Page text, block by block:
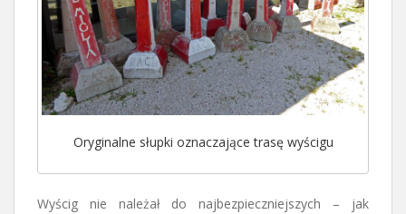
Oryginalne słupki oznaczające trasę wyścigu
Wyścig nie należał do najbezpieczniejszych – jak